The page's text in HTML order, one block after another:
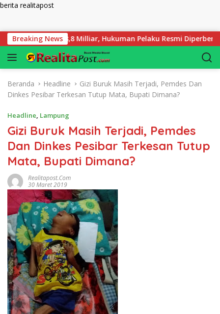
berita realitapost
Breaking News
Rp 58,8 Milliar, Hukuman Pelaku Resmi Diperberat!
Beranda Headline
Gizi Buruk Masih Terjadi, Pemdes Dan
Dinkes Pesibar Terkesan Tutup Mata, Bupati Dimana?
Headline, Lampung
Gizi Buruk Masih Terjadi, Pemdes
Dan Dinkes Pesibar Terkesan Tutup
Mata, Bupati Dimana?
Realitapost.com
30 Maret 2019